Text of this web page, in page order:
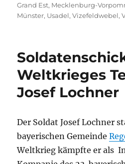
Grand Est, Mecklenburg-
Münster, Usadel,Vizefeldwebel,
Weltkrieges
Josef Lochner
Der Soldat Josef Lochner
bayerischen Gemeinde
Weltkrieg kämpfte er als